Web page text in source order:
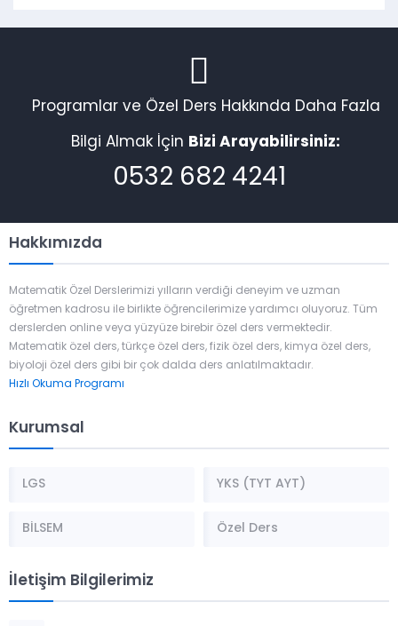
Programlar ve Özel Ders Hakkında Daha Fazla
Bilgi Almak İçin Bizi Arayabilirsiniz:
0532 682 4241
Hakkımızda
Matematik Özel Derslerimizi yılların verdiği deneyim ve uzman
öğretmen kadrosu ile birlikte öğrencilerimize yardımcı oluyoruz. Tüm
derslerden online veya yüzyüze birebir özel ders vermektedir.
Matematik özel ders, türkçe özel ders, fizik özel ders, kimya özel ders,
biyoloji özel ders gibi bir çok dalda ders anlatılmaktadır.
Hızlı Okuma Programı
Kurumsal
LGS YKS (TYT AYT)
BİLSEM Özel Ders
İletişim Bilgilerimiz